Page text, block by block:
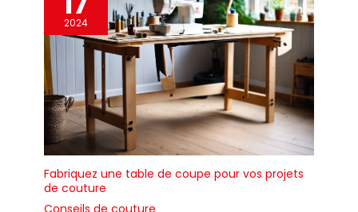
2024
Fabriquez une table de coupe pour vos projets
de couture
Conseils de couture